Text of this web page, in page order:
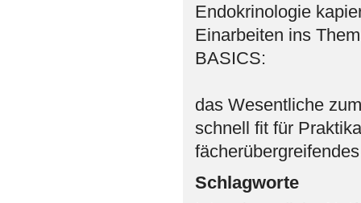
Endokrinologie
Einarbeiten ins
BASICS:
das Wesentliche
schnell fit für
Schlagworte